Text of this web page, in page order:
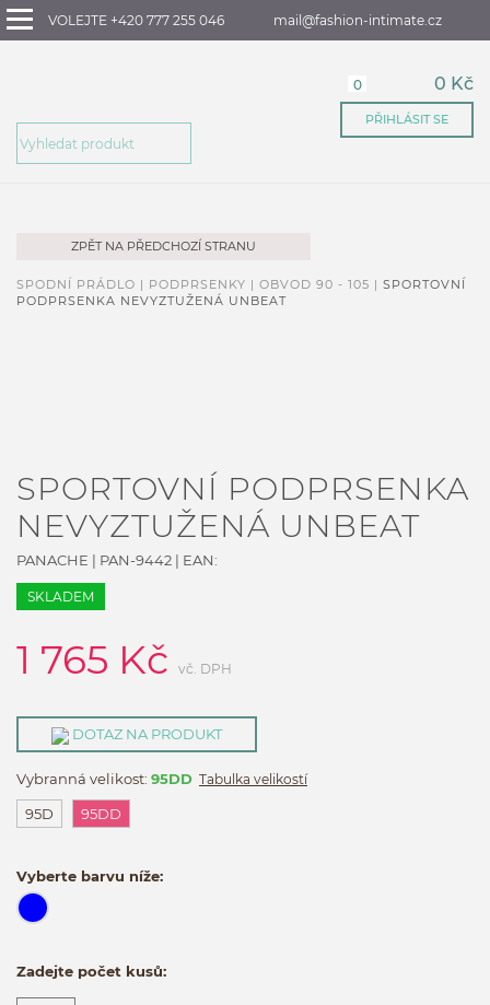
VOLEJTE +420 777 255 046 mail@fashion-intimate.cz
0 0 Kč
PŘIHLÁSIT SE
ZPĚT NA PŘEDCHOZÍ STRANU
SPODNÍ PRÁDLO | PODPRSENKY | OBVOD 90 - 105 | SPORTOVNÍ
PODPRSENKA NEVYZTUŽENÁ UNBEAT
SPORTOVNÍ PODPRSENKA
NEVYZTUŽENÁ UNBEAT
PANACHE | PAN-9442 | EAN:
SKLADEM
1 765 Kč vč. DPH
DOTAZ NA PRODUKT
Vybranná velikost: 95DD Tabulka velikostí
95D 95DD
Vyberte barvu níže:
Zadejte počet kusů: